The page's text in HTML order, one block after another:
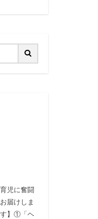
児に奮闘
届けしま
す】①「ヘ